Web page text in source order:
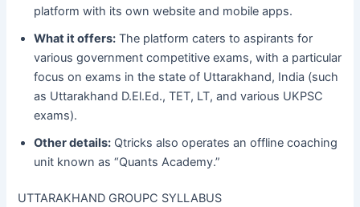
platform with its own website and mobile apps.
What it offers: The platform caters to aspirants for
various government competitive exams, with a particular
focus on exams in the state of Uttarakhand, India (such
as Uttarakhand D.El.Ed., TET, LT, and various UKPSC
exams).
Other details: Qtricks also operates an offline coaching
unit known as “Quants Academy.”
UTTARAKHAND GROUPC SYLLABUS